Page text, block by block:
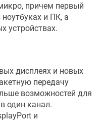
причем первый
и ПК, а
устройствах.
дисплеях и новых
передачу
возможностей для
один канал.
и